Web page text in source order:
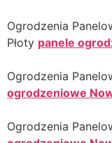
Ogrodzenia
Płoty panele
Ogrodzenia
ogrodzeniowe
Ogrodzenia